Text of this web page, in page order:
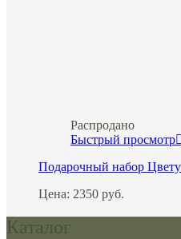
Распродано
Быстрый просмотр
Подарочный набор
Цена: 2350 руб.
Каталог